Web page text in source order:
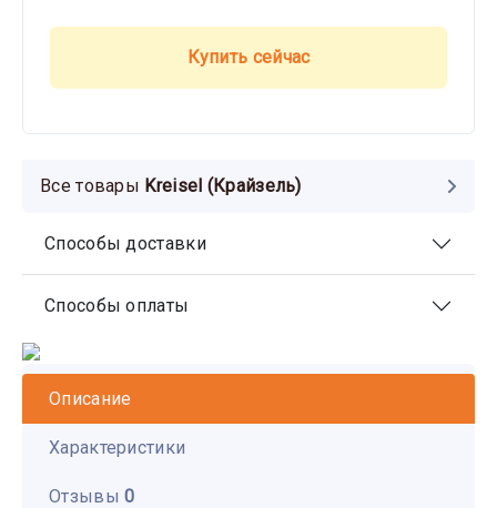
Купить сейчас
Все товары Kreisel (Крайзель)
Способы доставки
Способы оплаты
Описание
Характеристики
Отзывы0